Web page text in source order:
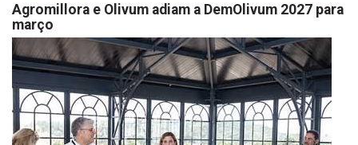
Agromillora e Olivum adiam a DemOlivum 2027 para
março